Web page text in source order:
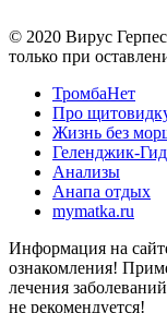
© 2020 Вирус
только при
ТромбаНет
Про
Жизнь без
Геленджик-Гид
Анализы
Анапа отдых
mymatka.ru
Информация на
ознакомления!
лечения
не рекомендуется!